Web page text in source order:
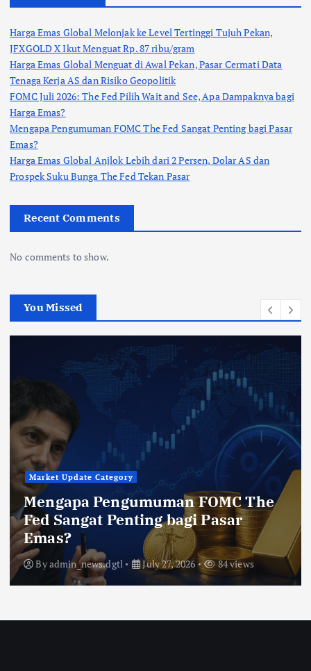
Harga Emas Global Melonjak ke Level Tertinggi Tujuh Pekan,
JFXGOLD X Ikut Menguat Rp. 87 ribu/gram
Harga Emas Global Menguat di Awal Pekan, Pasar Cermati Data
Tenaga Kerja AS dan Risiko Geopolitik
FOMC Juli 2026: The Fed Pilih Wait and See, Apa Dampaknya bagi
Harga Emas?
Mengapa Pengumuman FOMC The Fed Sangat Penting bagi Pasar
Emas?
Harga Emas Global Anjlok Lebih dari 2 Persen, Dolar AS dan
Prospek Suku Bunga The Fed Tekan Pasar
Recent Comments
No comments to show.
You Missed
Market Update Category
Mengapa Pengumuman FOMC The
Fed Sangat Penting bagi Pasar
Emas?
Byadmin_news.dgtl July 27, 2026 84 views